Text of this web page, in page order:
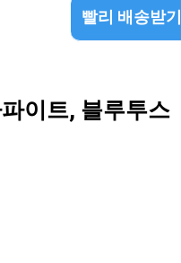
빨리 배송받기
이트, 블루투스